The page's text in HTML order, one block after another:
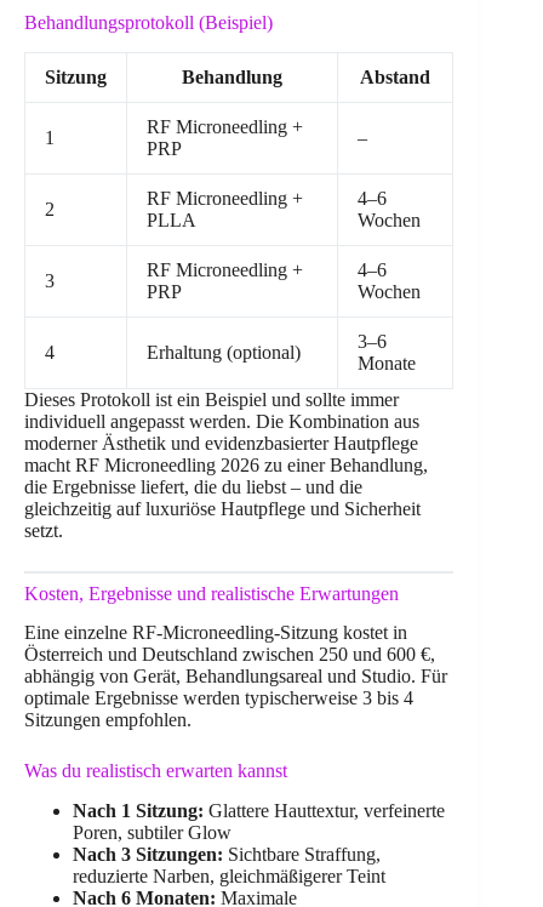
Behandlungsprotokoll (Beispiel)
Sitzung Behandlung Abstand
1
RF Microneedling +
PRP
–
2
RF Microneedling +
PLLA
4–6
Wochen
3
RF Microneedling +
PRP
4–6
Wochen
4 Erhaltung (optional)
3–6
Monate
Dieses Protokoll ist ein Beispiel und sollte immer
individuell angepasst werden. Die Kombination aus
moderner Ästhetik und evidenzbasierter Hautpflege
macht RF Microneedling 2026 zu einer Behandlung,
die Ergebnisse liefert, die du liebst – und die
gleichzeitig auf luxuriöse Hautpflege und Sicherheit
setzt.
Kosten, Ergebnisse und realistische Erwartungen
Eine einzelne RF-Microneedling-Sitzung kostet in
Österreich und Deutschland zwischen 250 und 600 €,
abhängig von Gerät, Behandlungsareal und Studio. Für
optimale Ergebnisse werden typischerweise 3 bis 4
Sitzungen empfohlen.
Was du realistisch erwarten kannst
Nach 1 Sitzung: Glattere Hauttextur, verfeinerte
Poren, subtiler Glow
Nach 3 Sitzungen: Sichtbare Straffung,
reduzierte Narben, gleichmäßigerer Teint
Nach 6 Monaten: Maximale